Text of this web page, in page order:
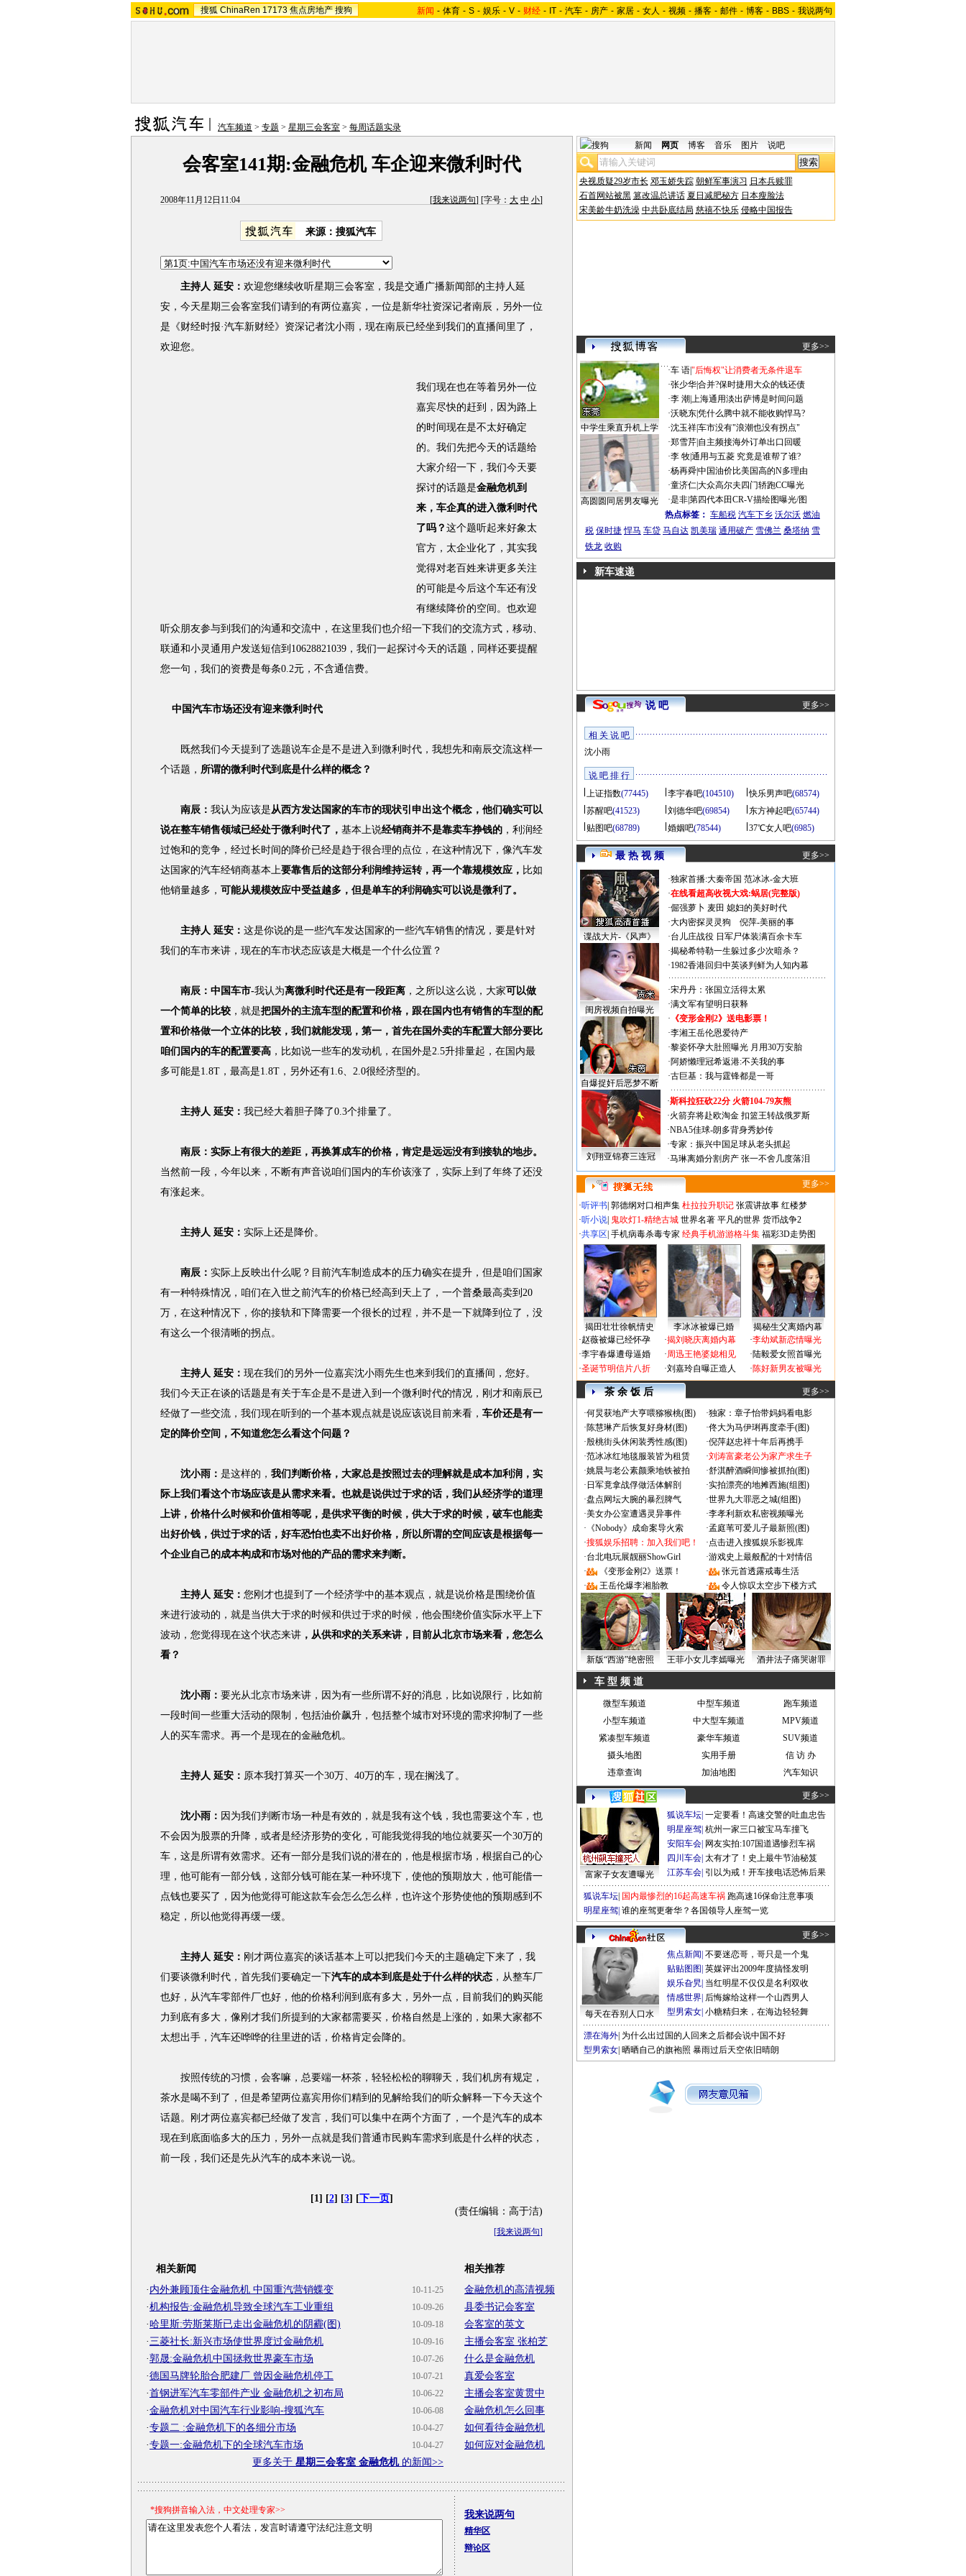
搜狐 ChinaRen 17173 焦点房地产 搜狗 新闻 - 体育 - S - 娱乐 - V - 财经 - IT - 汽车 - 房产 - 家居 - 女人 - 视频 - 播客 - 邮件 - 博客 - BBS - 我说两句
汽车频道 > 专题 > 星期三会客室 > 每周话题实录
会客室141期:金融危机 车企迎来微利时代
2008年11月12日11:04 [我来说两句] [字号： 大 中 小]
来源： 搜狐汽车
主持人 延安： 欢迎您继续收听星期三会客室，我是交通广播新闻部的主持人延
安，今天星期三会客室我们请到的有两位嘉宾，一位是新华社资深记者南辰，另外一位
是《财经时报·汽车新财经》资深记者沈小雨，现在南辰已经坐到我们的直播间里了，
欢迎您。
我们现在也在等着另外一位
嘉宾尽快的赶到，因为路上
的时间现在是不太好确定
的。我们先把今天的话题给
大家介绍一下，我们今天要
探讨的话题是金融危机到
来，车企真的进入微利时代
了吗？ 这个题听起来好象太
官方，太企业化了，其实我
觉得对老百姓来讲更多关注
的可能是今后这个车还有没
有继续降价的空间。也欢迎
听众朋友参与到我们的沟通和交流中，在这里我们也介绍一下我们的交流方式，移动、
联通和小灵通用户发送短信到10628821039，我们一起探讨今天的话题，同样还要提醒
您一句，我们的资费是每条0.2元，不含通信费。
中国汽车市场还没有迎来微利时代
既然我们今天提到了选题说车企是不是进入到微利时代，我想先和南辰交流这样一
个话题， 所谓的微利时代到底是什么样的概念？
南辰： 我认为应该是从西方发达国家的车市的现状引申出这个概念，他们确实可以
说在整车销售领域已经处于微利时代了， 基本上说经销商并不是靠卖车挣钱的 ，利润经
过饱和的竞争，经过长时间的降价已经是趋于很合理的点位，在这种情况下，像汽车发
达国家的汽车经销商基本上要靠售后的这部分利润维持运转，再一个靠规模效应， 比如
他销量越多， 可能从规模效应中受益越多，但是单车的利润确实可以说是微利了。
主持人 延安： 这是你说的是一些汽车发达国家的一些汽车销售的情况，要是针对
我们的车市来讲，现在的车市状态应该是大概是一个什么位置？
南辰：中国车市-我认为离微利时代还是有一段距离 ，之所以这么说，大家可以做
一个简单的比较 ，就是把国外的主流车型的配置和价格，跟在国内也有销售的车型的配
置和价格做一个立体的比较，我们就能发现，第一，首先在国外卖的车配置大部分要比
咱们国内的车的配置要高 ，比如说一些车的发动机，在国外是2.5升排量起，在国内最
多可能是1.8T，最高是1.8T，另外还有1.6、2.0很经济型的。
主持人 延安： 我已经大着胆子降了0.3个排量了。
南辰：实际上有很大的差距，再换算成车的价格，肯定是远远没有到接轨的地步。
当然前一段，今年以来，不断有声音说咱们国内的车价该涨了，实际上到了年终了还没
有涨起来。
主持人 延安： 实际上还是降价。
南辰： 实际上反映出什么呢？目前汽车制造成本的压力确实在提升，但是咱们国家
有一种特殊情况，咱们在入世之前汽车的价格已经高到天上了，一个普桑最高卖到20
万，在这种情况下，你的接轨和下降需要一个很长的过程，并不是一下就降到位了，没
有这么一个很清晰的拐点。
主持人 延安： 现在我们的另外一位嘉宾沈小雨先生也来到我们的直播间，您好。
我们今天正在谈的话题是有关于车企是不是进入到一个微利时代的情况，刚才和南辰已
经做了一些交流，我们现在听到的一个基本观点就是说应该说目前来看， 车价还是有一
定的降价空间，不知道您怎么看这个问题？
沈小雨： 是这样的， 我们判断价格，大家总是按照过去的理解就是成本加利润，实
际上我们看这个市场应该是从需求来看。也就是说供过于求的话，我们从经济学的道理
上讲，价格什么时候和价值相等呢，是供求平衡的时候，供大于求的时候，破车也能卖
出好价钱，供过于求的话，好车恐怕也卖不出好价格，所以所谓的空间应该是根据每一
个企业自己的成本构成和市场对他的产品的需求来判断。
主持人 延安： 您刚才也提到了一个经济学中的基本观点，就是说价格是围绕价值
来进行波动的，就是当供大于求的时候和供过于求的时候，他会围绕价值实际水平上下
波动，您觉得现在这个状态来讲 ，从供和求的关系来讲，目前从北京市场来看，您怎么
看？
沈小雨： 要光从北京市场来讲，因为有一些所谓不好的消息，比如说限行，比如前
一段时间一些重大活动的限制，包括油价飙升，包括整个城市对环境的需求抑制了一些
人的买车需求。再一个是现在的金融危机。
主持人 延安： 原本我打算买一个30万、40万的车，现在搁浅了。
沈小雨： 因为我们判断市场一种是有效的，就是我有这个钱，我也需要这个车，也
不会因为股票的升降，或者是经济形势的变化，可能我觉得我的地位就要买一个30万的
车，这是所谓有效需求。还有一部分是我们说的潜在的，他是根据市场，根据自己的心
理，他可能有一部分钱，这部分钱可能在某一种环境下，使他的预期放大，他可能借一
点钱也要买了，因为他觉得可能这款车会怎么怎么样，也许这个形势使他的预期感到不
稳定，所以他觉得再缓一缓。
主持人 延安： 刚才两位嘉宾的谈话基本上可以把我们今天的主题确定下来了，我
们要谈微利时代，首先我们要确定一下汽车的成本到底是处于什么样的状态 ，从整车厂
也好，从汽车零部件厂也好，他的价格利润到底有多大，另外一点，目前我们的购买能
力到底有多大，像刚才我们所提到的大家都需要买，价格自然是上涨的，如果大家都不
太想出手，汽车还哗哗的往里进的话，价格肯定会降的。
按照传统的习惯，会客嘛，总要端一杯茶，轻轻松松的聊聊天，我们机房有规定，
茶水是喝不到了，但是希望两位嘉宾用你们精到的见解给我们的听众解释一下今天这个
话题。刚才两位嘉宾都已经做了发言，我们可以集中在两个方面了，一个是汽车的成本
现在到底面临多大的压力，另外一点就是我们普通市民购车需求到底是什么样的状态，
前一段，我们还是先从汽车的成本来说一说。
[1] [2] [3] [下一页]
(责任编辑：高于洁)
[我来说两句]
相关新闻
10-11-25
· 内外兼顾顶住金融危机 中国重汽营销蝶变
10-09-26
·机构报告:金融危机导致全球汽车工业重组
10-09-18
·哈里斯:劳斯莱斯已走出金融危机的阴霾(图)
10-09-16
·三菱社长:新兴市场使世界度过金融危机
10-07-26
·郭晟:金融危机中国拯救世界豪车市场
10-07-21
·德国马牌轮胎合肥建厂 曾因金融危机停工
10-06-22
·首钢进军汽车零部件产业 金融危机之初布局
10-06-08
·金融危机对中国汽车行业影响-搜狐汽车
10-04-27
·专题二 :金融危机下的各细分市场
10-04-27
·专题一:金融危机下的全球汽车市场
更多关于 星期三会客室 金融危机 的新闻>>
相关推荐
金融危机的高清视频
县委书记会客室
会客室的英文
主播会客室 张柏芝
什么是金融危机
真爱会客室
主播会客室黄贯中
金融危机怎么回事
如何看待金融危机
如何应对金融危机
*搜狗拼音输入法，中文处理专家>> 我来说两句
精华区
辩论区
新闻 网页 博客 音乐 图片 说吧
央视质疑29岁市长 邓玉娇失踪 朝鲜军事演习 日本兵赎罪
石首网站被黑 篡改温总讲话 夏日减肥秘方 日本瘦脸法
宋美龄牛奶洗澡 中共卧底结局 慈禧不快乐 侵略中国报告
更多>>
中学生乘直升机上学
高圆圆同居男友曝光
·车 语|"后悔权"让消费者无条件退车
·张少华|合并?保时捷用大众的钱还债
·李 潮 上海通用淡出萨博是时间问题
·沃晓东|凭什么腾中就不能收购悍马?
·沈玉祥|车市没有"浪潮也没有拐点"
·郑雪芹| 自主频接海外订单出口回暖
·李 牧|通用与五菱 究竟是谁帮了谁?
·杨再舜|中国油价比美国高的N多理由
·童济仁|大众高尔夫四门轿跑CC曝光
·是非|第四代本田CR-V描绘图曝光/图
热点标签： 车船税 汽车下乡 沃尔沃 燃油
税 保时捷 悍马 车贷 马自达 凯美瑞 通用破产 雪佛兰 桑塔纳 雪
铁龙 收购
新车速递
说 吧 更多>>
相 关 说 吧
沈小雨
说 吧 排 行
上证指数(77445) 李宇春吧(104510) 快乐男声吧(68574)
苏醒吧(41523) 刘德华吧(69854) 东方神起吧(65744)
贴图吧(68789) 婚姻吧(78544) 37℃女人吧(6985)
最 热 视 频 更多>>
谍战大片-《风声》
闺房视频自拍曝光
自爆捉奸后恶梦不断
·独家首播:大秦帝国 范冰冰-金大班
·在线看超高收视大戏:蜗居(完整版)
·倔强萝卜 麦田 媳妇的美好时代
·大内密探灵灵狗
倪萍-美丽的事
·台儿庄战役 日军尸体装满百余卡车
·揭秘希特勒一生躲过多少次暗杀？
·1982香港回归中英谈判鲜为人知内幕
·宋丹丹：张国立活得太累
·满文军有望明日获释
· 《变形金刚2》送电影票！
·李湘王岳伦恩爱待产
·黎姿怀孕大肚照曝光 月用30万安胎
·阿娇懒理冠希返港:不关我的事
·古巨基：我与霆锋都是一哥
刘翔亚锦赛三连冠
·斯科拉狂砍22分 火箭104-79灰熊
·火箭弃将赴欧淘金 扣篮王转战俄罗斯
·NBA5佳球-朗多背身秀妙传
·专家：振兴中国足球从老头抓起
·马琳离婚分割房产 张一不舍几度落泪
更多>>
·听评书 郭德纲对口相声集 杜拉拉升职记 张震讲故事 红楼梦
·听小说 鬼吹灯1-精绝古城 世界名著 平凡的世界 货币战争2
·共享区 手机病毒杀毒专家 经典手机游游格斗集 福彩3D走势图
揭田壮壮徐帆情史 李冰冰被爆已婚
揭秘生父离婚内幕
·赵薇被爆已经怀孕
·李宇春爆遭母逼婚
·圣诞节明信片八折
·揭刘晓庆离婚内幕
·周迅王艳婆媳相见
·刘嘉玲自曝正造人
·李幼斌新恋情曝光
·陆毅爱女照首曝光
·陈好新男友被曝光
茶 余 饭 后 更多>>
·何炅获地产大亨喂猕猴桃(图) ·独家：章子怡带妈妈看电影
·陈慧琳产后恢复好身材(图) ·佟大为马伊琍再度牵手(图)
·殷桃街头休闲装秀性感(图) ·倪萍赵忠祥十年后再携手
·范冰冰红地毯服装皆为租赁 ·刘涛富豪老公为家产求生子
·姚晨与老公素颜乘地铁被拍 ·舒淇醉酒瞬间惨被抓拍(图)
· 日军竟拿战俘做活体解剖 ·实拍漂亮的地摊西施(组图)
·盘点网坛大腕的暴烈脾气 ·世界九大罪恶之城(组图)
·美女办公室遭遇灵异事件 ·李孝利新欢私密视频曝光
· 《Nobody》成命案导火索 ·孟庭苇可爱儿子最新照(图)
·搜狐娱乐招聘：加入我们吧！ ·点击进入搜狐娱乐影视库
·台北电玩展靓丽ShowGirl ·游戏史上最般配的十对情侣
·
《变形金刚2》送票！ ·
张元首透露戒毒生活
·
王岳伦爆李湘胎教 · 令人惊叹太空步下楼方式
新版“西游”绝密照 王菲小女儿李嫣曝光 酒井法子痛哭谢罪
车 型 频 道
微型车频道 中型车频道
跑车频道
小型车频道
中大型车频道
MPV频道
紧凑型车频道
豪华车频道
SUV频道
摄头地图
实用手册
信 访 办
违章查询
加油地图 汽车知识
更多>>
富家子女友遭曝光
狐说车坛 一定要看！高速交警的吐血忠告
明星座驾 杭州一家三口被宝马车撞飞
安阳车会 网友实拍:107国道遇惨烈车祸
四川车会 太有才了！史上最牛节油秘笈
江苏车会 引以为戒！开车接电话恐怖后果
狐说车坛 国内最惨烈的16起高速车祸 跑高速16保命注意事项
明星座驾 谁的座驾更奢华？各国领导人座驾一览
更多>>
每天在吞别人口水
焦点新闻 不要迷恋哥，哥只是一个鬼
贴贴图图 英媒评出2009年度搞怪发明
娱乐旮旯 当红明星不仅仅是名利双收
情感世界 后悔嫁给这样一个山西男人
型男索女 小糖精归来，在海边轻轻舞
漂在海外 为什么出过国的人回来之后都会说中国不好
型男索女 晒晒自己的旗袍照 暴雨过后天空依旧晴朗